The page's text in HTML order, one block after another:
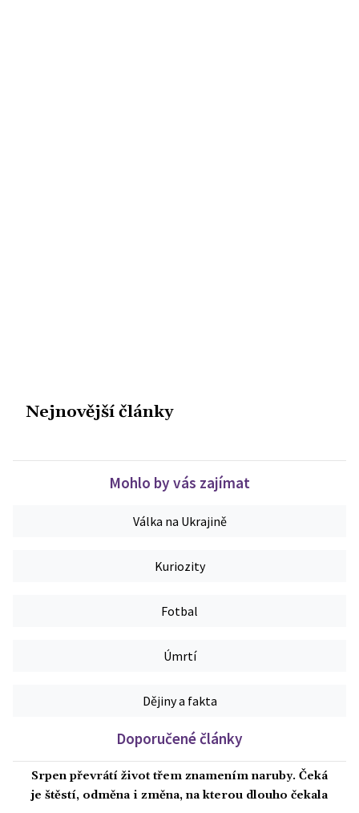
Nejnovější články
Mohlo by vás zajímat
Válka na Ukrajině
Kuriozity
Fotbal
Úmrtí
Dějiny a fakta
Doporučené články
Srpen převrátí život třem znamením naruby. Čeká
je štěstí, odměna i změna, na kterou dlouho čekala